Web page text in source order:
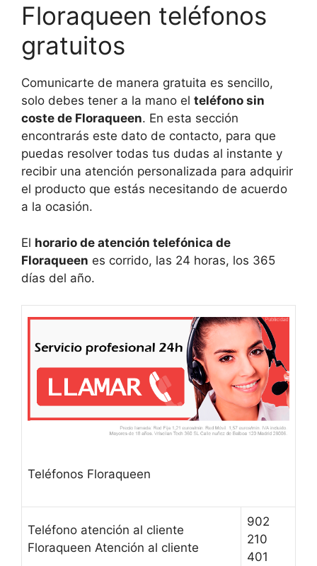
Floraqueen teléfonos
gratuitos
Comunicarte de manera gratuita es sencillo,
solo debes tener a la mano el teléfono sin
coste de Floraqueen. En esta sección
encontrarás este dato de contacto, para que
puedas resolver todas tus dudas al instante y
recibir una atención personalizada para adquirir
el producto que estás necesitando de acuerdo
a la ocasión.
El horario de atención telefónica de
Floraqueen es corrido, las 24 horas, los 365
días del año.
Teléfonos Floraqueen
Teléfono atención al cliente
Floraqueen Atención al cliente
902
210
401